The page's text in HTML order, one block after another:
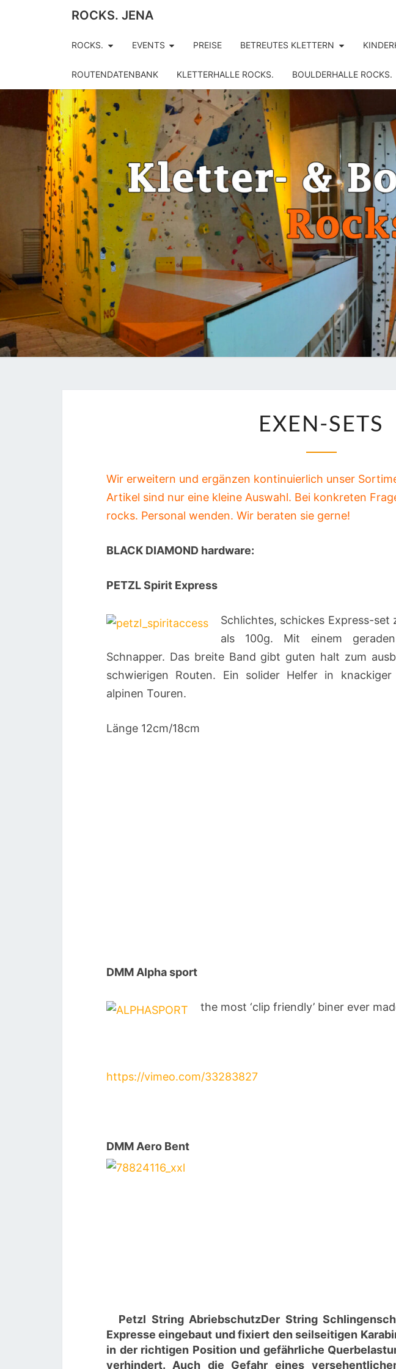
ROCKS. JENA
ROCKS. EVENTS PREISE BETREUTES KLETTERN
ROUTENDATENBANK KLETTERHALLE ROCKS. BOULDERHALLE ROCKS.
SETS
EXEN-SETS
Wir erweitern und ergänzen kontinuierlich unser
Artikel sind nur eine kleine Auswahl. Bei konkreten
rocks. Personal wenden. Wir beraten sie gerne!
BLACK DIAMOND hardware:
PETZL Spirit Express
Schlichtes, schickes Express-
als 100g. Mit einem
Schnapper. Das breite Band gibt guten halt zum
schwierigen Routen. Ein solider Helfer in
alpinen Touren.
Länge 12cm/18cm
DMM Alpha sport
the most ‘clip friendly’ biner ever
https://vimeo.com/33283827
DMM Aero Bent
Petzl String AbriebschutzDer String
Expresse eingebaut und fixiert den seilseitigen
in der richtigen Position und gefährliche
verhindert. Auch die Gefahr eines